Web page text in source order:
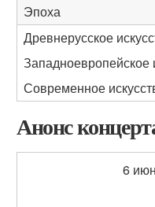
Эпоха
Древнерусское
Западноевропейское
Современное
Анонс
6